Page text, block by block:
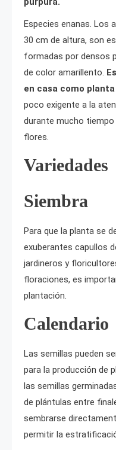
Especies enanas. Los
30 cm de altura, son
formadas por densos
de color amarillento.
en casa como
poco exigente a la
durante mucho
flores.
Variedades
Siembra
Para que la planta se
exuberantes capullos
jardineros y
floraciones, es
plantación.
Calendario
Las semillas pueden
para la producción de
las semillas
de plántulas entre
sembrarse
permitir la